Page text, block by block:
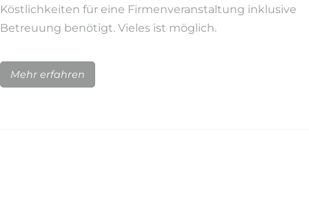
Köstlichkeiten für eine Firmenveranstaltung inklusive
Betreuung benötigt. Vieles ist möglich.
Mehr erfahren